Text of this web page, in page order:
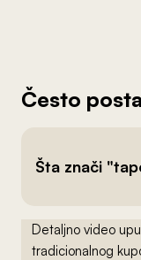
Često
Šta znači
Detaljno video
tradicionalnog